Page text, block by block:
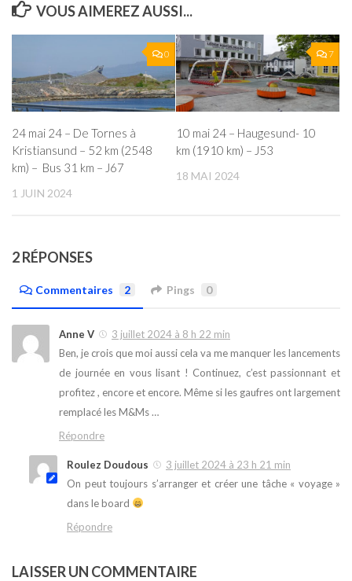
VOUS AIMEREZ AUSSI...
0
24 mai 24 – De Tornes à
Kristiansund – 52 km (2548
km) – Bus 31 km – J67
1 JUIN 2024
7
10 mai 24 – Haugesund- 10
km (1910 km) – J53
18 MAI 2024
2 RÉPONSES
Commentaires 2 Pings 0
Anne V
3 juillet 2024 à 8 h 22 min
Ben, je crois que moi aussi cela va me manquer les lancements
de journée en vous lisant ! Continuez, c’est passionnant et
profitez , encore et encore. Même si les gaufres ont largement
remplacé les M&Ms …
Répondre
Roulez Doudous
3 juillet 2024 à 23 h 21 min
On peut toujours s’arranger et créer une tâche « voyage »
dans le board
Répondre
LAISSER UN COMMENTAIRE